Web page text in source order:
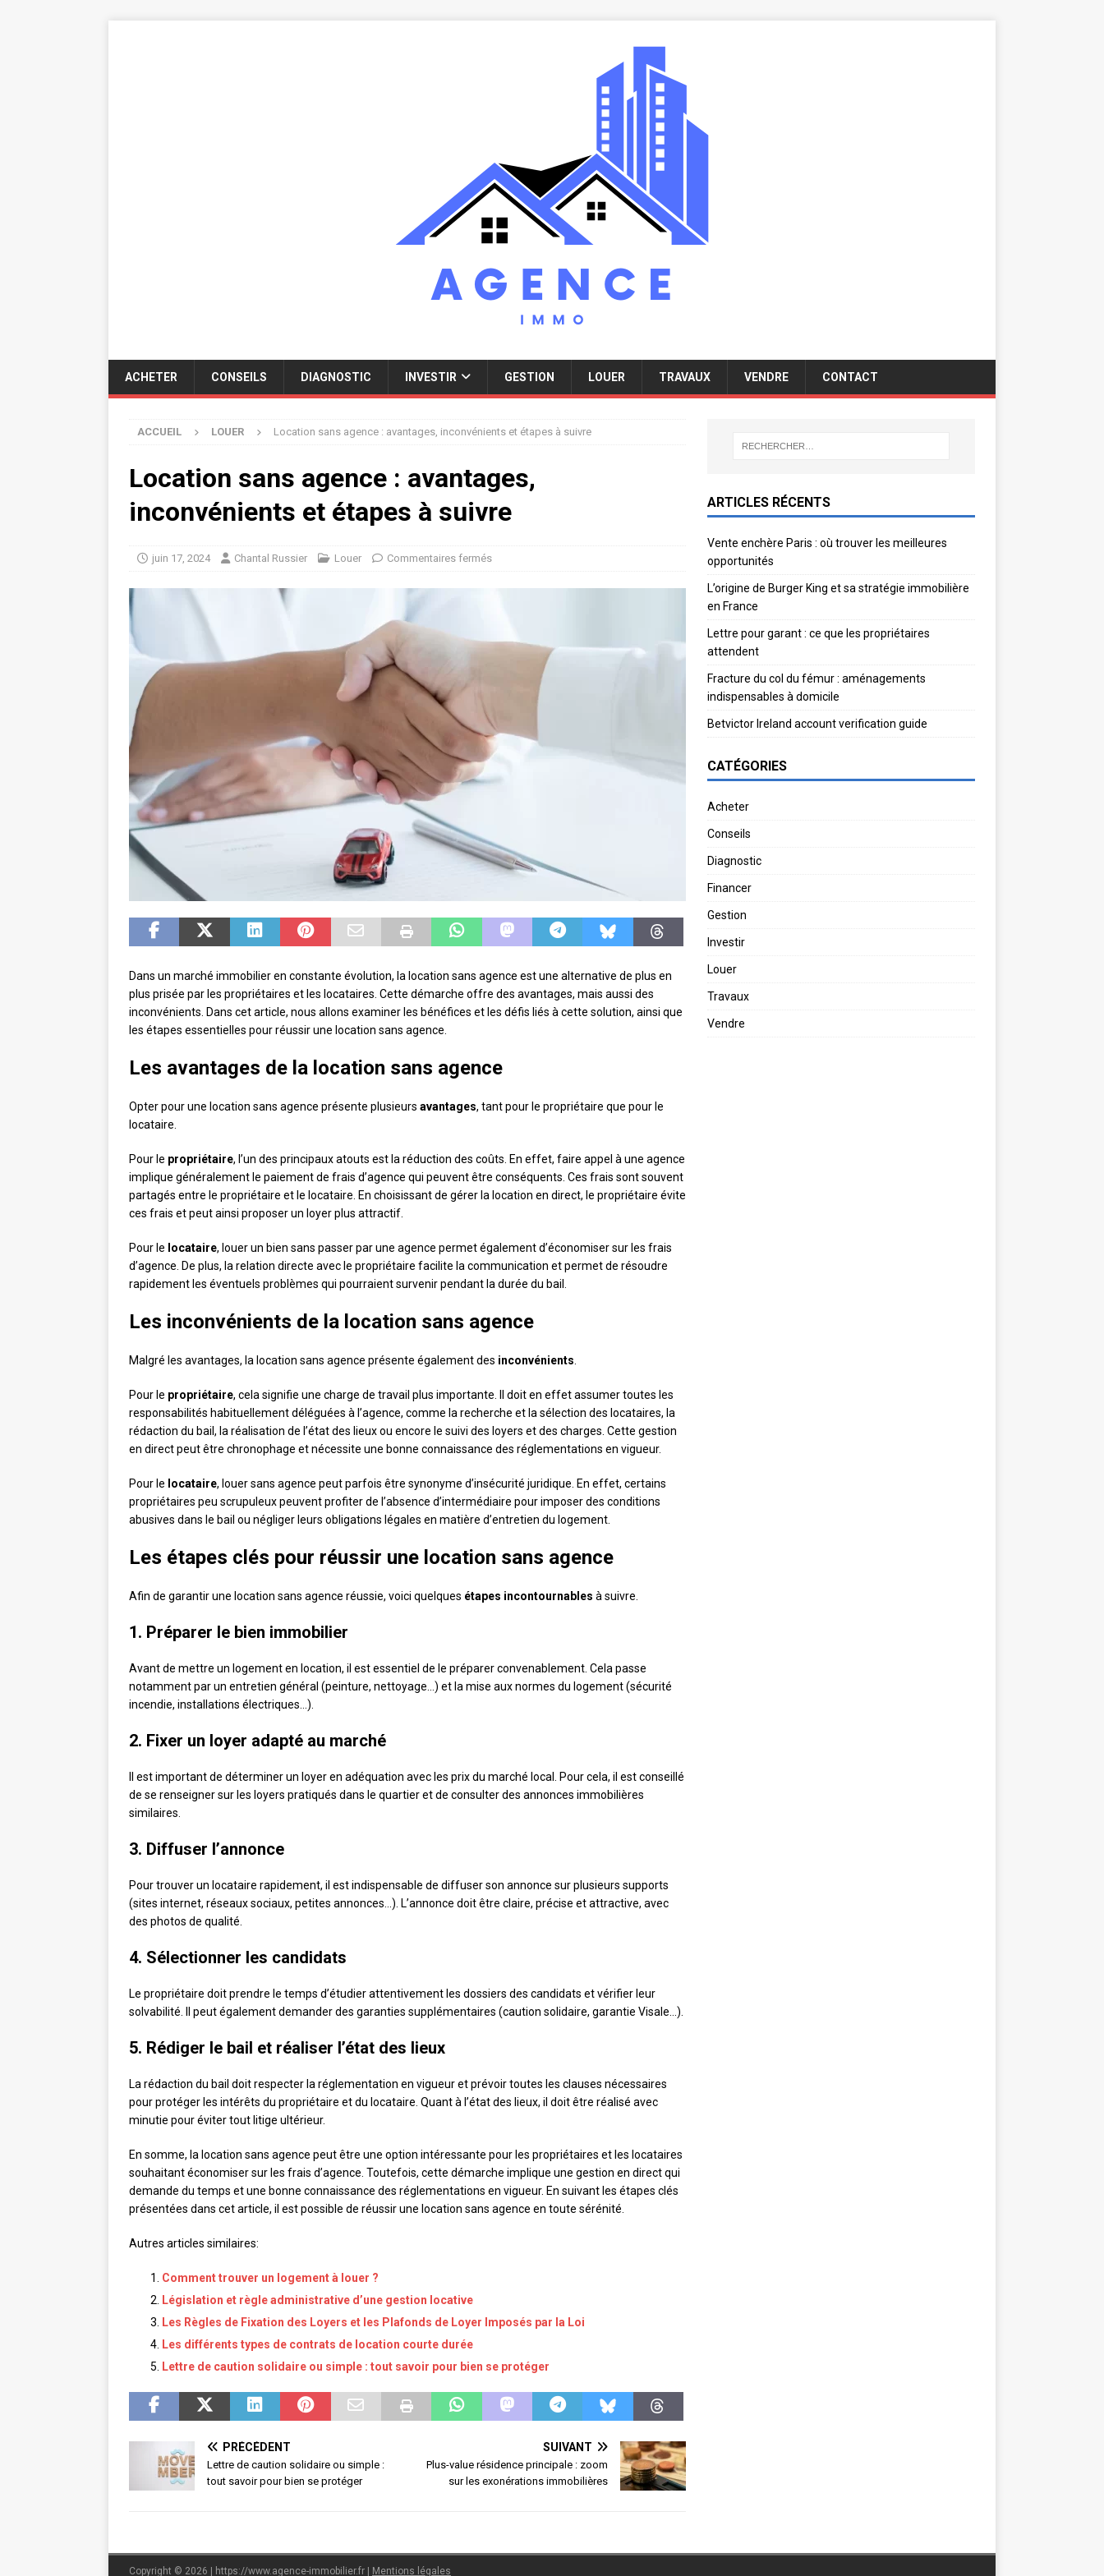
ACHETER CONSEILS DIAGNOSTIC INVESTIR GESTION LOUER TRAVAUX VENDRE CONTACT
ACCUEIL LOUER Location sans agence : avantages, inconvénients et étapes à suivre
Location sans agence : avantages,
inconvénients et étapes à suivre
juin 17, 2024 Chantal Russier Louer Commentaires fermés
Dans un marché immobilier en constante évolution, la location sans agence est une alternative de plus en
plus prisée par les propriétaires et les locataires. Cette démarche offre des avantages, mais aussi des
inconvénients. Dans cet article, nous allons examiner les bénéfices et les défis liés à cette solution, ainsi que
les étapes essentielles pour réussir une location sans agence.
Les avantages de la location sans agence
Opter pour une location sans agence présente plusieurs avantages, tant pour le propriétaire que pour le
locataire.
Pour le propriétaire, l’un des principaux atouts est la réduction des coûts. En effet, faire appel à une agence
implique généralement le paiement de frais d’agence qui peuvent être conséquents. Ces frais sont souvent
partagés entre le propriétaire et le locataire. En choisissant de gérer la location en direct, le propriétaire évite
ces frais et peut ainsi proposer un loyer plus attractif.
Pour le locataire, louer un bien sans passer par une agence permet également d’économiser sur les frais
d’agence. De plus, la relation directe avec le propriétaire facilite la communication et permet de résoudre
rapidement les éventuels problèmes qui pourraient survenir pendant la durée du bail.
Les inconvénients de la location sans agence
Malgré les avantages, la location sans agence présente également des inconvénients
Pour le propriétaire, cela signifie une charge de travail plus importante. Il doit en effet assumer toutes les
responsabilités habituellement déléguées à l’agence, comme la recherche et la sélection des locataires, la
rédaction du bail, la réalisation de l’état des lieux ou encore le suivi des loyers et des charges. Cette gestion
en direct peut être chronophage et nécessite une bonne connaissance des réglementations en vigueur.
Pour le locataire, louer sans agence peut parfois être synonyme d’insécurité juridique. En effet, certains
propriétaires peu scrupuleux peuvent profiter de l’absence d’intermédiaire pour imposer des conditions
abusives dans le bail ou négliger leurs obligations légales en matière d’entretien du logement.
Les étapes clés pour réussir une location sans agence
Afin de garantir une location sans agence réussie, voici quelques étapes incontournables à suivre.
1. Préparer le bien immobilier
Avant de mettre un logement en location, il est essentiel de le préparer convenablement. Cela passe
notamment par un entretien général (peinture, nettoyage…) et la mise aux normes du logement (sécurité
incendie, installations électriques…).
2. Fixer un loyer adapté au marché
Il est important de déterminer un loyer en adéquation avec les prix du marché local. Pour cela, il est conseillé
de se renseigner sur les loyers pratiqués dans le quartier et de consulter des annonces immobilières
similaires.
3. Diffuser l’annonce
Pour trouver un locataire rapidement, il est indispensable de diffuser son annonce sur plusieurs supports
(sites internet, réseaux sociaux, petites annonces…). L’annonce doit être claire, précise et attractive, avec
des photos de qualité.
4. Sélectionner les candidats
Le propriétaire doit prendre le temps d’étudier attentivement les dossiers des candidats et vérifier leur
solvabilité. Il peut également demander des garanties supplémentaires (caution solidaire, garantie Visale…).
5. Rédiger le bail et réaliser l’état des lieux
La rédaction du bail doit respecter la réglementation en vigueur et prévoir toutes les clauses nécessaires
pour protéger les intérêts du propriétaire et du locataire. Quant à l’état des lieux, il doit être réalisé avec
minutie pour éviter tout litige ultérieur.
En somme, la location sans agence peut être une option intéressante pour les propriétaires et les locataires
souhaitant économiser sur les frais d’agence. Toutefois, cette démarche implique une gestion en direct qui
demande du temps et une bonne connaissance des réglementations en vigueur. En suivant les étapes clés
présentées dans cet article, il est possible de réussir une location sans agence en toute sérénité.
Autres articles similaires:
Comment trouver un logement à louer ?
Législation et règle administrative d’une gestion locative
Les Règles de Fixation des Loyers et les Plafonds de Loyer Imposés par la Loi
Les différents types de contrats de location courte durée
Lettre de caution solidaire ou simple : tout savoir pour bien se protéger
PRÉCÉDENT
Lettre de caution solidaire ou simple :
tout savoir pour bien se protéger
SUIVANT
Plus-value résidence principale : zoom
sur les exonérations immobilières
ARTICLES RÉCENTS
Vente enchère Paris : où trouver les meilleures
opportunités
L’origine de Burger King et sa stratégie immobilière
en France
Lettre pour garant : ce que les propriétaires
attendent
Fracture du col du fémur : aménagements
indispensables à domicile
Betvictor Ireland account verification guide
CATÉGORIES
Acheter
Conseils
Diagnostic
Financer
Gestion
Investir
Louer
Travaux
Vendre
Copyright © 2026 | https://www.agence-immobilier.fr Mentions légales